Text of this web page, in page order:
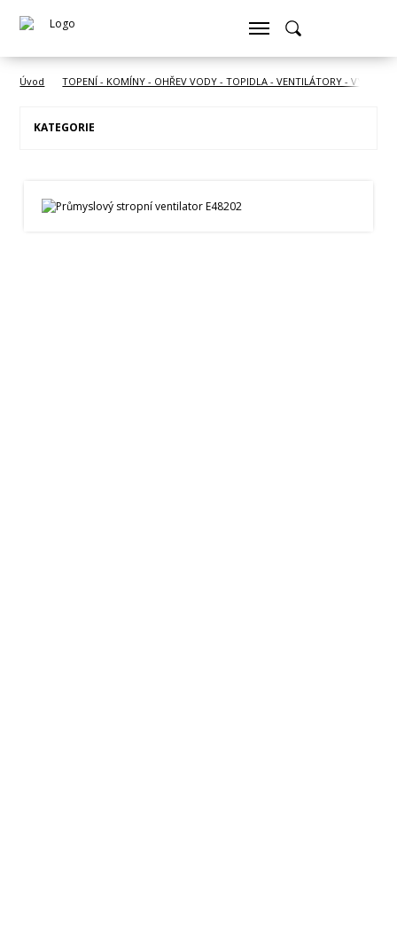
Úvod TOPENÍ - KOMÍNY - OHŘEV VODY - TOPIDLA - VENTILÁTORY -
KATEGORIE